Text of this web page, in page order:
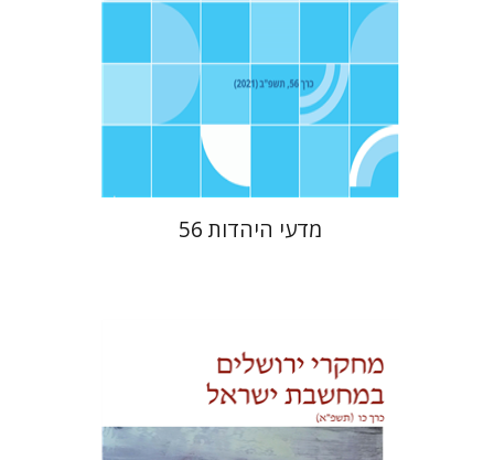
$30
מדעי היהדות 56
בנימין בראון